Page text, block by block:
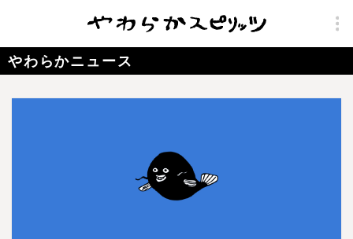
やわらかニュース